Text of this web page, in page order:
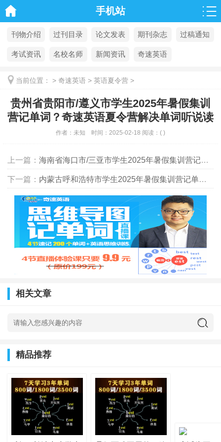
手机站
刊物介绍 过刊目录 论文发表 期刊杂志 过稿通知
考试资讯 名校名师 新闻资讯 奇速英语
当前位置： > 奇速英语 > 英语夏令营 >
贵州省贵阳市/遵义市学生2025年暑假集训
营记单词？奇速英语夏令营解决单词听说读
写
作者： 未知 时间： 2025-02-18 阅读： ( )
上一篇： 海南省海口市/三亚市学生2025年暑假集训营记单词？奇速英语夏令营解决单词听说读写
下一篇： 内蒙古呼和浩特市学生2025年暑假集训营记单词？奇速英语夏令营解决单词听说读写
相关文章
精品推荐